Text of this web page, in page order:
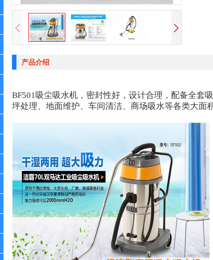
产品介绍
BF501吸尘吸水机，密封性好，设计合理，配备全套
坪处理、地面维护、车间清洁、商场吸水等各类大面